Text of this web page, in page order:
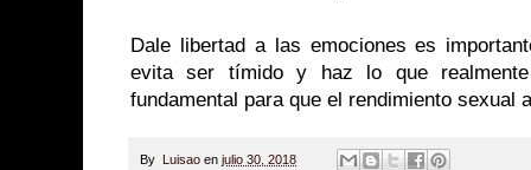
Dale libertad a las emociones es
evita ser tímido y haz lo que
fundamental para que el rendimiento sexual
By Luisao en julio 30, 2018